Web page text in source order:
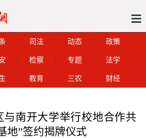
司法 动态 政策
检察 专题 法学
教育 三农 财经
与南开大学举行校地合作共
地”签约揭牌仪式